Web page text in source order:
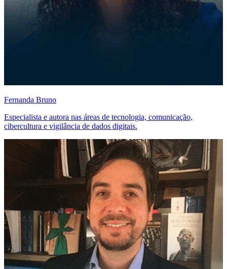
Fernanda Bruno
Especialista e autora nas áreas de tecnologia, comunicação,
cibercultura e vigilância de dados digitais.